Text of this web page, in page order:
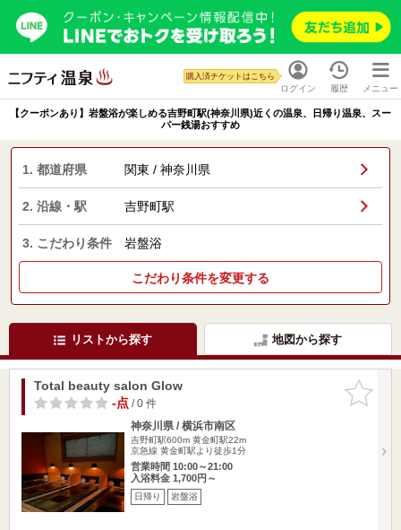
ログイン
購入済チケットはこちら
履歴 メニュー
【クーポンあり】岩盤浴が楽しめる吉野町駅(神奈川県)近くの温泉、日帰り温泉、スー
パー銭湯おすすめ
1. 都道府県 関東 / 神奈川県
2. 沿線・駅 吉野町駅
3. こだわり条件 岩盤浴
こだわり条件を変更する
リストから探す 地図から探す
お気に入
りに追加
Total beauty salon Glow
-点/ 0 件
神奈川県 / 横浜市南区
吉野町駅600m 黄金町駅22m
京急線 黄金町駅より徒歩1分
営業時間 10:00～21:00
入浴料金 1,700円～
日帰り 岩盤浴